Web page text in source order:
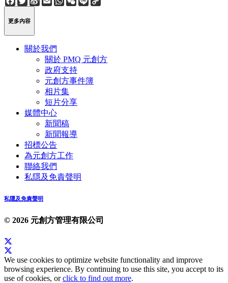
Weibo
更多內容
關於我們
關於 PMQ 元創方
政府支持
元創方事件簿
相片集
短片分享
媒體中心
新聞稿
新聞報導
招標公告
為元創方工作
聯絡我們
私隱及免責聲明
私隱及免責聲明
© 2026 元創方管理有限公司
We use cookies to optimize website functionality and improve
browsing experience. By continuing to use this site, you accept to its
use of cookies, orclick to find out more.